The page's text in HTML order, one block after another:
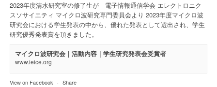
2023年度清水研究室の修了生が 電子情報通信学会 エレクトロニク
スソサイエティ マイクロ波研究専門委員会より 2023年度マイクロ波
研究会における学生発表の中から、優れた発表として選出され、学生
研究優秀発表賞を頂きました。
マイクロ波研究会｜活動内容｜学生研究発表会受賞者
www.ieice.org
View on Facebook · Share